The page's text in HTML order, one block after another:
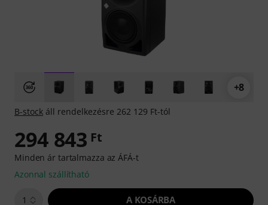
+8
B-stock áll rendelkezésre 262 129 Ft-tól
294 843 Ft
Minden ár tartalmazza az ÁFÁ-t
Azonnal szállítható
1 A KOSÁRBA